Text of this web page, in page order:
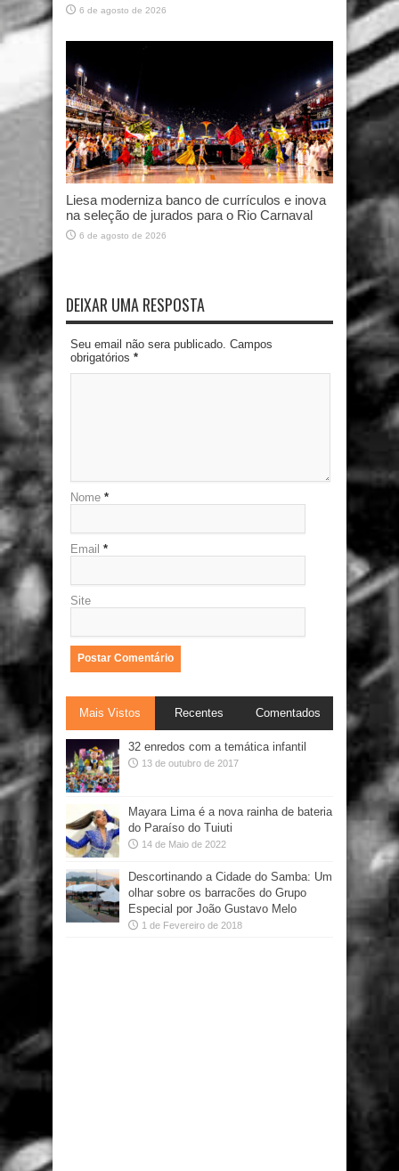
6 de agosto de 2026
Liesa moderniza banco de currículos e inova
na seleção de jurados para o Rio Carnaval
6 de agosto de 2026
DEIXAR UMA RESPOSTA
Seu email não sera publicado. Campos
obrigatórios *
Nome *
Email *
Site
Mais Vistos Recentes Comentados
32 enredos com a temática infantil
13 de outubro de 2017
Mayara Lima é a nova rainha de bateria
do Paraíso do Tuiuti
14 de Maio de 2022
Descortinando a Cidade do Samba: Um
olhar sobre os barracões do Grupo
Especial por João Gustavo Melo
1 de Fevereiro de 2018